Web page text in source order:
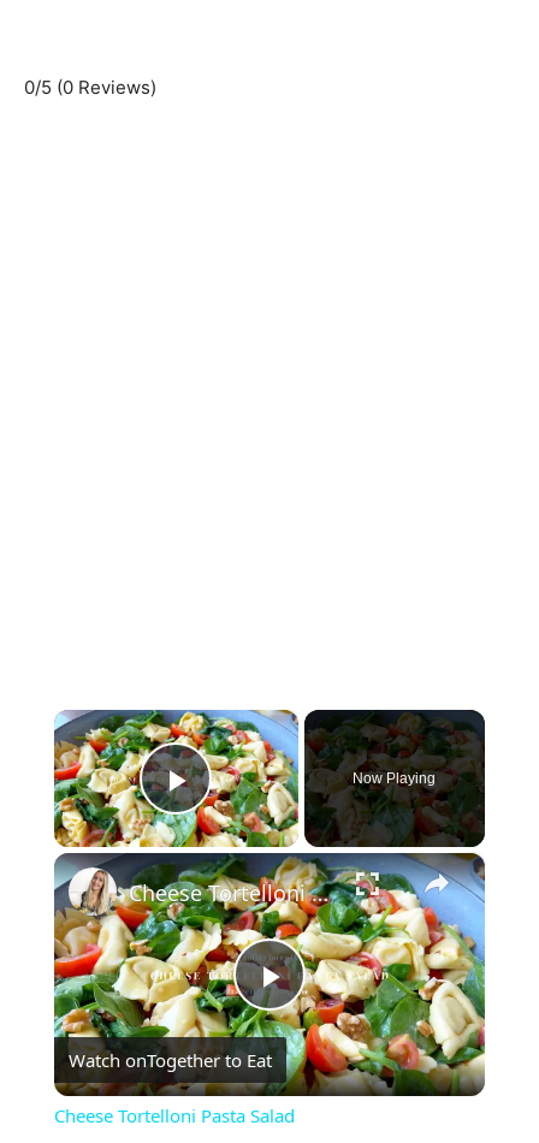
0/5 (0 Reviews)
×
Play Video
Now Playing
×
Play
Video
Cheese Tortelloni Pasta Salad
Watch onTogether to Eat
Cheese Tortelloni Pasta Salad